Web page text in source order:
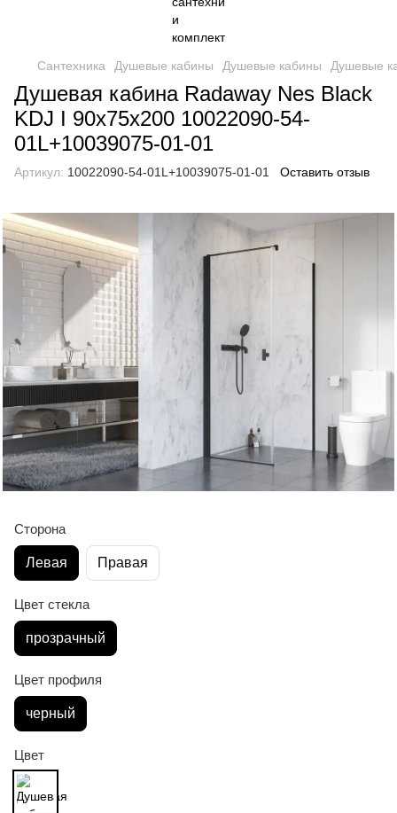
Сантехника Душевые кабины Душевые кабины Душевые
Душевая кабина Radaway Nes Black
KDJ I 90x75x200 10022090-54-
01L+10039075-01-01
Артикул: 10022090-54-01L+10039075-01-01 Оставить отзыв
Сторона
Левая Правая
Цвет стекла
прозрачный
Цвет профиля
черный
Цвет